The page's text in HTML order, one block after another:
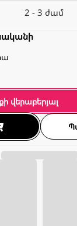
2 - 3 ժամ
վերաբերյալ